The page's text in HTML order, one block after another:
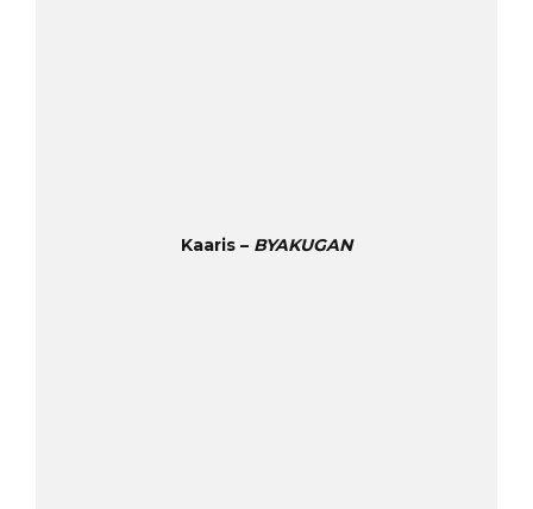
Kaaris – BYAKUGAN